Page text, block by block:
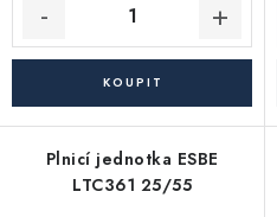
Plnicí jednotka ESBE
LTC361 25/55